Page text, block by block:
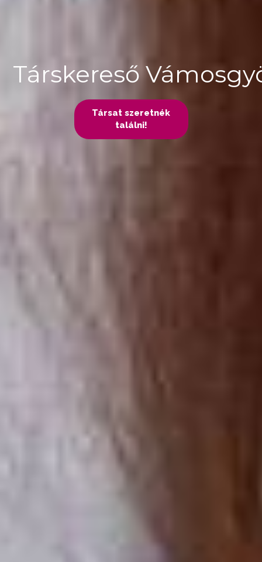
Társat szeretnék
találni!
Társkereső